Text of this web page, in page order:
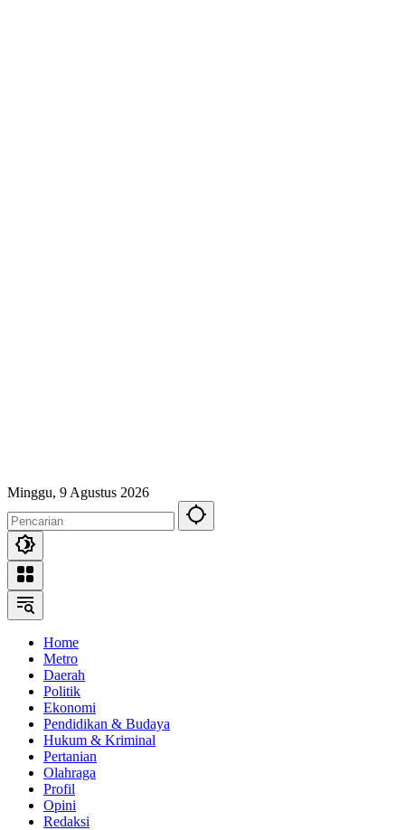
Minggu, 9 Agustus 2026
Home
Metro
Daerah
Politik
Ekonomi
Pendidikan & Budaya
Hukum & Kriminal
Pertanian
Olahraga
Profil
Opini
Redaksi